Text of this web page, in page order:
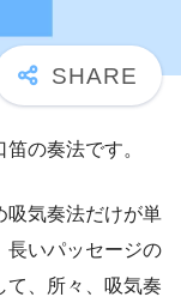
の奏法です。
吸気奏法だけが単
長いパッセージの
て、所々、吸気奏